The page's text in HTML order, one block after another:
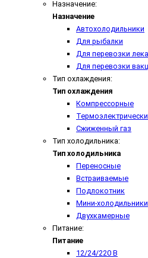
Назначение:
Назначение
Автохолодильники
Для рыбалки
Для перевозки
Для перевозки
Тип охлаждения:
Тип охлаждения
Компрессорные
Сжиженный газ
Тип холодильника:
Тип холодильника
Переносные
Встраиваемые
Подлокотник
Мини-холодильники
Двухкамерные
Питание:
Питание
12/24/220 В